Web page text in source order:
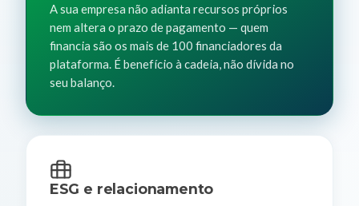
A sua empresa não adianta recursos próprios
nem altera o prazo de pagamento — quem
financia são os mais de 100 financiadores da
plataforma. É benefício à cadeia, não dívida no
seu balanço.
ESG e relacionamento